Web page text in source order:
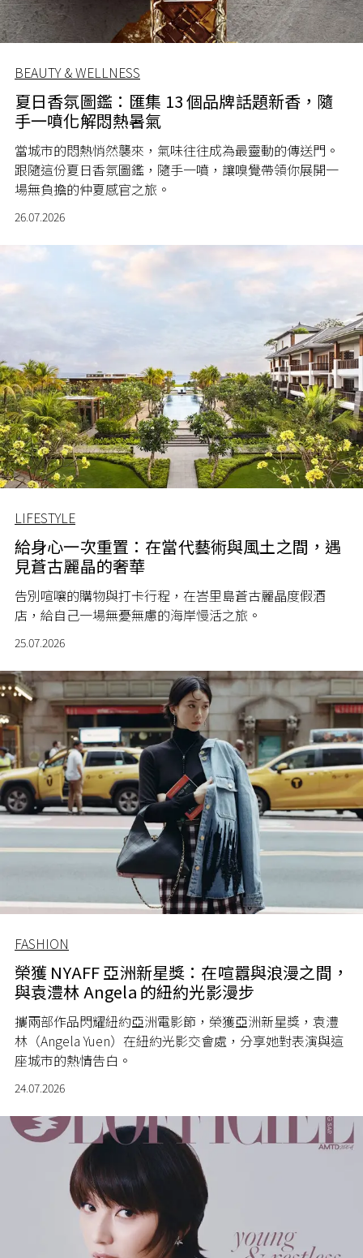
BEAUTY & WELLNESS
夏日香氛圖鑑：匯集 13 個品牌話題新香，隨
手一噴化解悶熱暑氣
當城市的悶熱悄然襲來，氣味往往成為最靈動的傳送門。
跟隨這份夏日香氛圖鑑，隨手一噴，讓嗅覺帶領你展開一
場無負擔的仲夏感官之旅。
26.07.2026
LIFESTYLE
給身心一次重置：在當代藝術與風土之間，遇
見蒼古麗晶的奢華
告別喧嚷的購物與打卡行程，在峇里島蒼古麗晶度假酒
店，給自己一場無憂無慮的海岸慢活之旅。
25.07.2026
FASHION
榮獲 NYAFF 亞洲新星獎：在喧囂與浪漫之間，
與袁澧林 Angela 的紐約光影漫步
攜兩部作品閃耀紐約亞洲電影節，榮獲亞洲新星獎，袁澧
林（Angela Yuen）在紐約光影交會處，分享她對表演與這
座城市的熱情告白。
24.07.2026